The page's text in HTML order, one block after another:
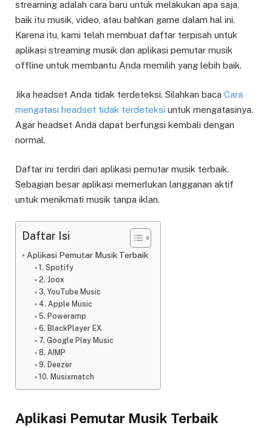
streaming adalah cara baru untuk melakukan apa saja,
baik itu musik, video, atau bahkan game dalam hal ini.
Karena itu, kami telah membuat daftar terpisah untuk
aplikasi streaming musik dan aplikasi pemutar musik
offline untuk membantu Anda memilih yang lebih baik.
Jika headset Anda tidak terdeteksi. Silahkan baca Cara
mengatasi headset tidak terdeteksi untuk mengatasinya.
Agar headset Anda dapat berfungsi kembali dengan
normal.
Daftar ini terdiri dari aplikasi pemutar musik terbaik.
Sebagian besar aplikasi memerlukan langganan aktif
untuk menikmati musik tanpa iklan.
Daftar Isi
Aplikasi Pemutar Musik Terbaik
1. Spotify
2. Joox
3. YouTube Music
4. Apple Music
5. Poweramp
6. BlackPlayer EX
7. Google Play Music
8. AIMP
9. Deezer
10. Musixmatch
Aplikasi Pemutar Musik Terbaik